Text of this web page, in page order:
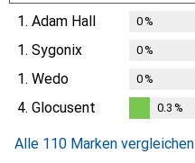
1. Adam Hall 0%
1. Sygonix 0%
1. Wedo 0%
4. Glocusent 0.3 %
Alle 110 Marken vergleichen